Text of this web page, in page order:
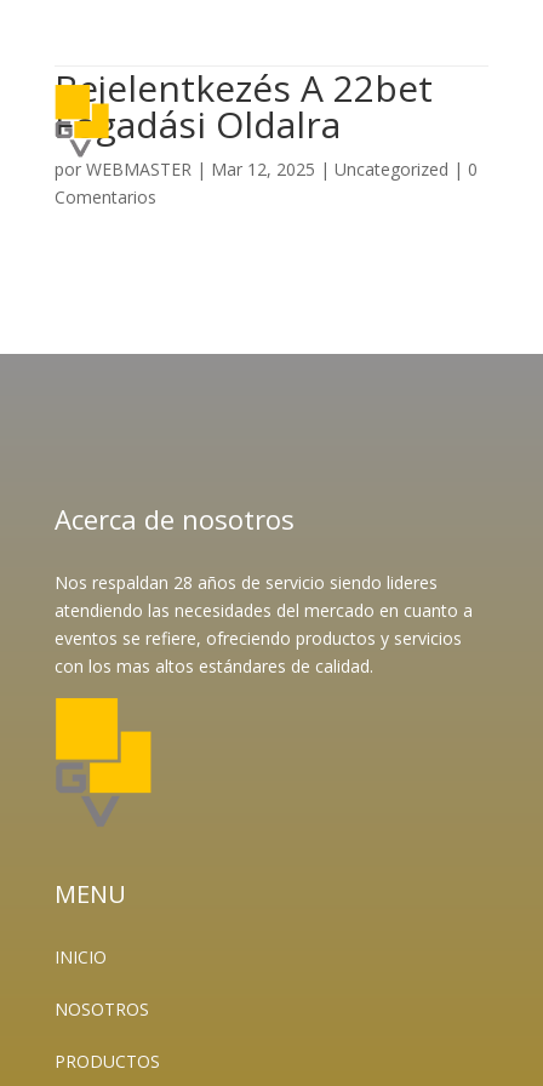
Bejelentkezés A 22bet
Fogadási Oldalra
por WEBMASTER| Mar 12, 2025 | Uncategorized | 0
Comentarios
Acerca de nosotros
Nos respaldan 28 años de servicio siendo lideres
atendiendo las necesidades del mercado en cuanto a
eventos se refiere, ofreciendo productos y servicios
con los mas altos estándares de calidad.
MENU
INICIO
NOSOTROS
PRODUCTOS